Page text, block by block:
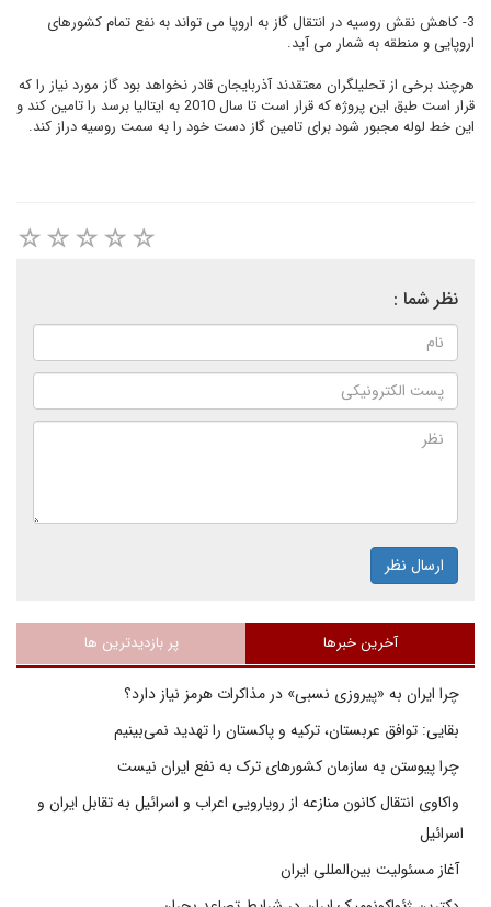
3- کاهش نقش روسیه در انتقال گاز به اروپا می تواند به نفع تمام کشورهای
اروپایی و منطقه به شمار می آید.
هرچند برخی از تحلیلگران معتقدند آذربایجان قادر نخواهد بود گاز مورد نیاز را که
قرار است طبق این پروژه که قرار است تا سال 2010 به ایتالیا برسد را تامین کند و
این خط لوله مجبور شود برای تامین گاز دست خود را به سمت روسیه دراز کند.
نظر شما :
ارسال نظر
آخرین خبرها پر بازدیدترین ها
چرا ایران به «پیروزی نسبی» در مذاکرات هرمز نیاز دارد؟
بقایی: توافق عربستان، ترکیه و پاکستان را تهدید نمی‌بینیم
چرا پیوستن به سازمان کشورهای ترک به نفع ایران نیست
واکاوی انتقال کانون منازعه از رویارویی اعراب و اسرائیل به تقابل ایران و
اسرائیل
آغاز مسئولیت بین‌المللی ایران